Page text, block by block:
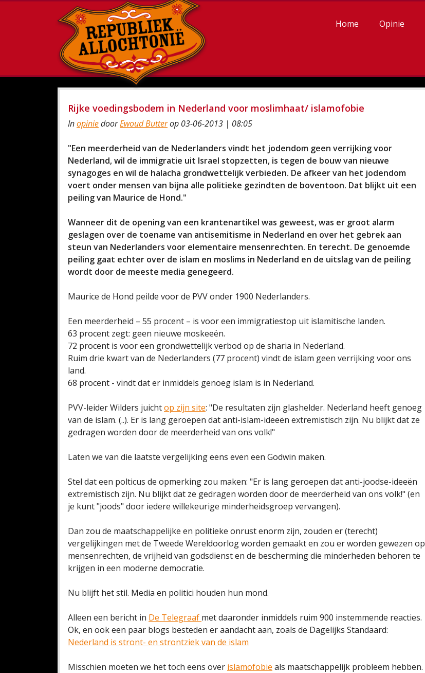
Home Opinie
Rijke voedingsbodem in Nederland voor moslimhaat/ islamofobie
InopiniedoorEwoud Butterop 03-06-2013 | 08:05
"Een meerderheid van de Nederlanders vindt het jodendom geen verrijking voor
Nederland, wil de immigratie uit Israel stopzetten, is tegen de bouw van nieuwe
synagoges en wil de halacha grondwettelijk verbieden. De afkeer van het jodendom
voert onder mensen van bijna alle politieke gezindten de boventoon. Dat blijkt uit een
peiling van Maurice de Hond."
Wanneer dit de opening van een krantenartikel was geweest, was er groot alarm
geslagen over de toename van antisemitisme in Nederland en over het gebrek aan
steun van Nederlanders voor elementaire mensenrechten. En terecht. De genoemde
peiling gaat echter over de islam en moslims in Nederland en de uitslag van de peiling
wordt door de meeste media genegeerd.
Maurice de Hond peilde voor de PVV onder 1900 Nederlanders.
Een meerderheid – 55 procent – is voor een immigratiestop uit islamitische landen.
63 procent zegt: geen nieuwe moskeeën.
72 procent is voor een grondwettelijk verbod op de sharia in Nederland.
Ruim drie kwart van de Nederlanders (77 procent) vindt de islam geen verrijking voor ons
land.
68 procent - vindt dat er inmiddels genoeg islam is in Nederland.
PVV-leider Wilders juichtop zijn site: "De resultaten zijn glashelder. Nederland heeft genoeg
van de islam. (..). Er is lang geroepen dat anti-islam-ideeën extremistisch zijn. Nu blijkt dat ze
gedragen worden door de meerderheid van ons volk!"
Laten we van die laatste vergelijking eens even een Godwin maken.
Stel dat een polticus de opmerking zou maken: "Er is lang geroepen dat anti-joodse-ideeën
extremistisch zijn. Nu blijkt dat ze gedragen worden door de meerderheid van ons volk!" (en
je kunt "joods" door iedere willekeurige minderheidsgroep vervangen).
Dan zou de maatschappelijke en politieke onrust enorm zijn, zouden er (terecht)
vergelijkingen met de Tweede Wereldoorlog worden gemaakt en zou er worden gewezen op
mensenrechten, de vrijheid van godsdienst en de bescherming die minderheden behoren te
krijgen in een moderne democratie.
Nu blijft het stil. Media en politici houden hun mond.
Alleen een bericht in De Telegraaf met daaronder inmiddels ruim 900 instemmende reacties.
Ok, en ook een paar blogs besteden er aandacht aan, zoals de Dagelijks Standaard:
Nederland is stront- en strontziek van de islam
Misschien moeten we het toch eens over islamofobie als maatschappelijk probleem hebben.